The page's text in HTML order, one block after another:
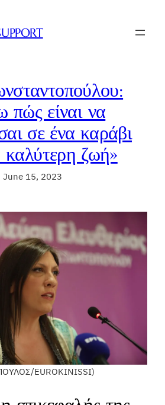
πώς είναι να
σε ένα καράβι
καλύτερη ζωή»
June 15, 2023
EUROKINISSI)